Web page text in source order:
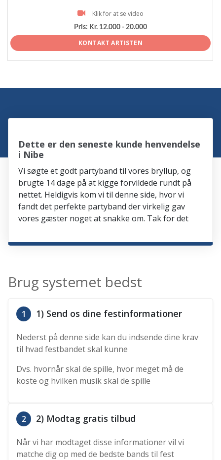
Klik for at se video
Pris: Kr. 12.000 - 20.000
KONTAKT ARTISTEN
Dette er den seneste kunde henvendelse
i Nibe
Vi søgte et godt partyband til vores bryllup, og
brugte 14 dage på at kigge forvildede rundt på
nettet. Heldigvis kom vi til denne side, hvor vi
fandt det perfekte partyband der virkelig gav
vores gæster noget at snakke om. Tak for det
Brug systemet bedst
1 1) Send os dine festinformationer
Nederst på denne side kan du indsende dine krav
til hvad festbandet skal kunne
Dvs. hvornår skal de spille, hvor meget må de
koste og hvilken musik skal de spille
2 2) Modtag gratis tilbud
Når vi har modtaget disse informationer vil vi
matche dig op med de bedste bands til fest